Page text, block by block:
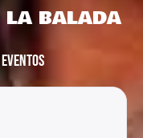
LA BALADA